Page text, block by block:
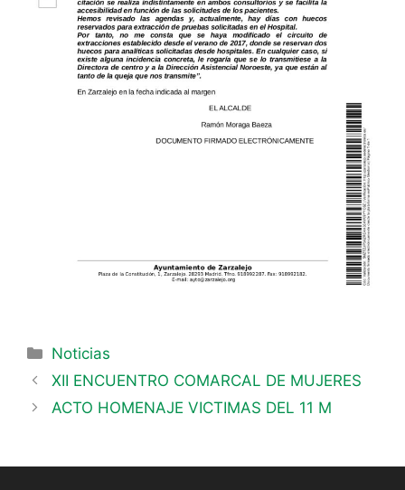
Noticias
XII ENCUENTRO COMARCAL DE MUJERES
ACTO HOMENAJE VICTIMAS DEL 11 M